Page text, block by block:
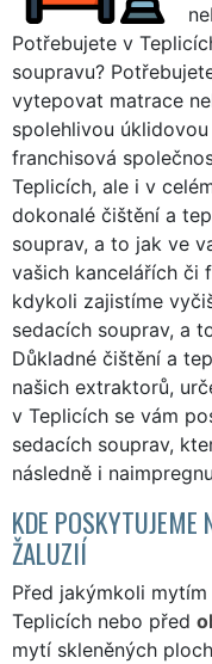
Potřebujete v
soupravu?
vytepovat matrace
spolehlivou
franchisová
Teplicích, ale i v
dokonalé čištění a
souprav, a to jak ve
vašich kancelářích či
kdykoli zajistíme
sedacích souprav, a
Důkladné čištění a
našich extraktorů,
v Teplicích se vám
sedacích souprav,
následně i
KDE
ŽALUZIÍ
Před jakýmkoli
Teplicích nebo před
mytí skleněných